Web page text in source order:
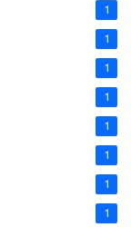
1
1
1
1
1
1
1
1